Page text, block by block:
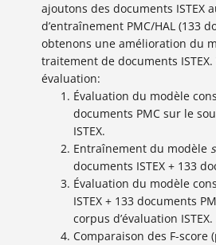
ajoutons des documents ISTEX
d’entraînement PMC/HAL (133
obtenons une amélioration du
traitement de documents ISTEX.
évaluation:
Évaluation du modèle
documents PMC sur le
ISTEX.
Entraînement du modèle
documents ISTEX + 133
Évaluation du modèle
ISTEX + 133 documents
corpus d’évaluation ISTEX.
Comparaison des F-score